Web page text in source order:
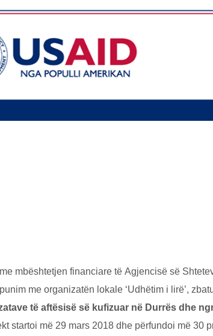
me mbёshtetjen financiare tё Agjencisё sё
me organizatёn lokale ‘Udhёtim i lirё’,
tё aftёsisё sё kufizuar nё Durrёs dhe
startoi më 29 mars 2018 dhe përfundoi më 30
Impact